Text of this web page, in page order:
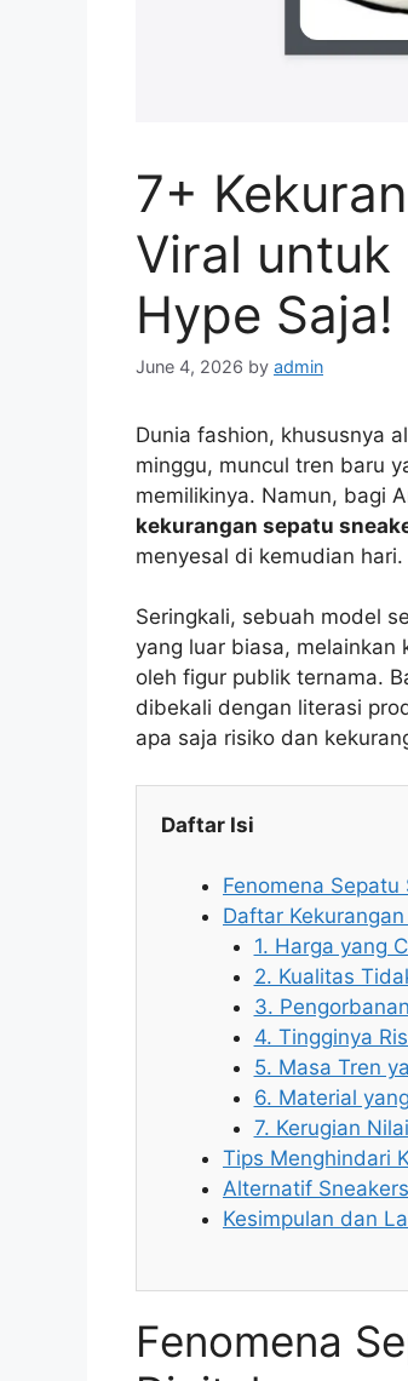
7+
Viral untuk
Hype Saja!
June 4, 2026 by admin
Dunia fashion, khususnya
minggu, muncul tren baru
memilikinya. Namun, bagi
kekurangan sepatu
menyesal di kemudian hari.
Seringkali, sebuah model
yang luar biasa, melainkan
oleh figur publik ternama.
dibekali dengan literasi
apa saja risiko dan
Daftar Isi
Fenomena
Daftar
1. Harga yang
2. Kualitas
3.
4. Tingginya
5. Masa Tren
6. Material
7. Kerugian
Tips Menghindari
Alternatif
Kesimpulan dan
Fenomena